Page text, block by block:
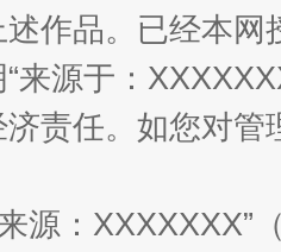
作品。已经本
来源于：
责任。如您对
源：